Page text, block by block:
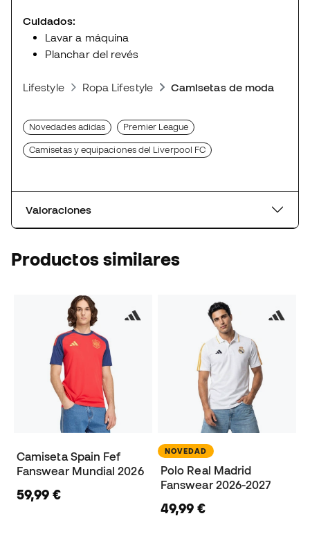
Cuidados:
Lavar a máquina
Planchar del revés
Lifestyle Ropa Lifestyle Camisetas de moda
Novedades adidas Premier League
Camisetas y equipaciones del Liverpool FC
Valoraciones
Productos similares
Camiseta Spain Fef
Fanswear Mundial 2026
59,99 €
NOVEDAD
Polo Real Madrid
Fanswear 2026-2027
49,99 €